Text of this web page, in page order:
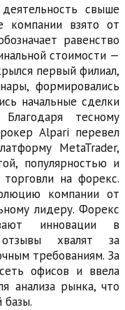
свыше
компании взято от
равенство
стоимости —
первый филиал,
формировались
начальные сделки
тесному
Alpari перевел
MetaTrader,
популярностью и
на форекс.
компании от
лидеру. Форекс
инновации в
хвалят за
требованиям. За
офисов и ввела
анализа рынка, что
базы.